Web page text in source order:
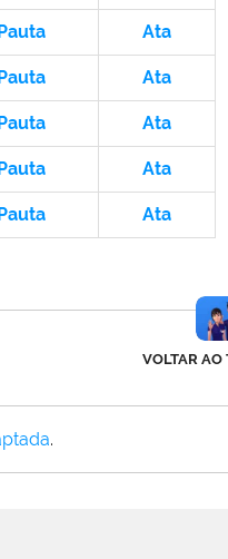
Ata
Ata
Ata
Ata
Ata
VOLTAR AO
.